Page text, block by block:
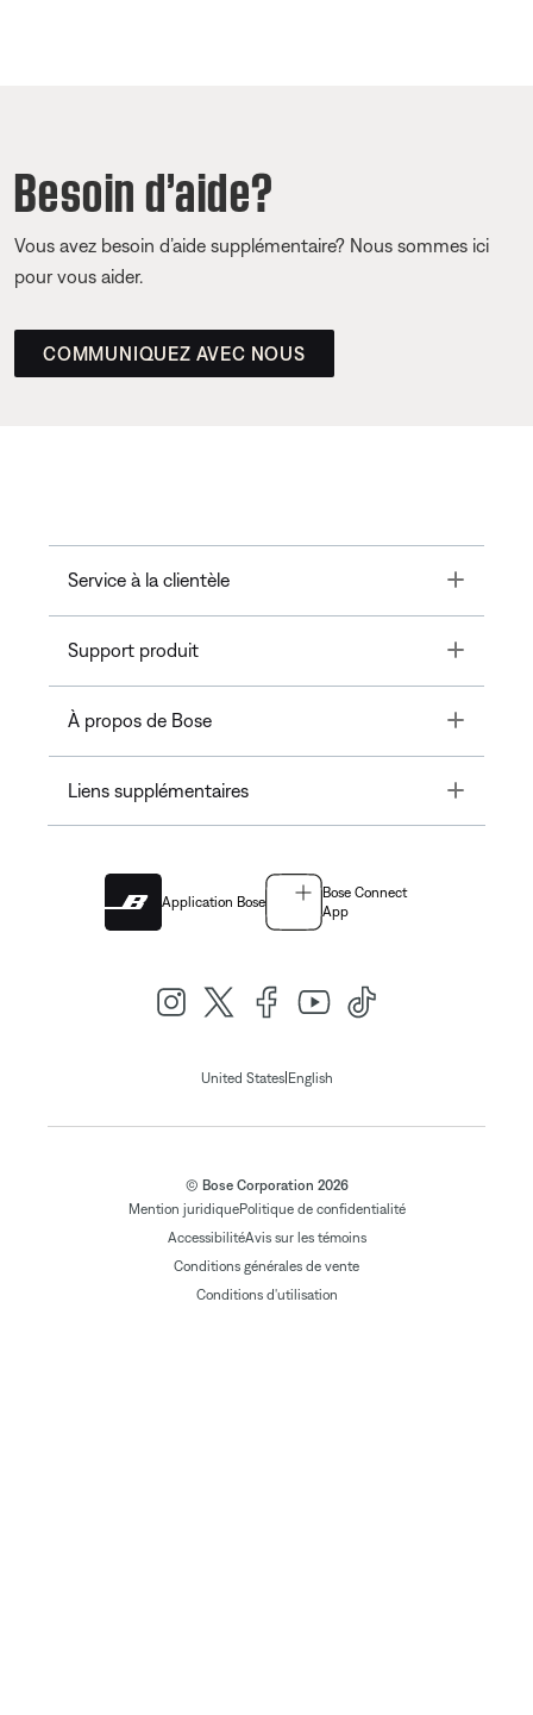
Besoin d’aide?
Vous avez besoin d’aide supplémentaire? Nous sommes ici
pour vous aider.
COMMUNIQUEZ AVEC NOUS
Service à la clientèle Toggle
Support produit Toggle
À propos de Bose Toggle
Liens supplémentaires Toggle
Application Bose
Bose Connect
App
United States| English
© Bose Corporation 2026
Mention juridiquePolitique de confidentialité
AccessibilitéAvis sur les témoins
Conditions générales de vente
Conditions d'utilisation